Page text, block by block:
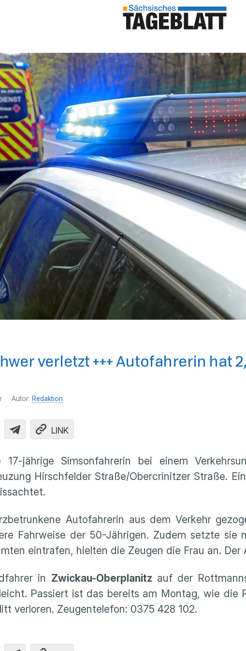
verletzt +++ Autofahrerin hat
Autor: Redaktion
LINK
jährige Simsonfahrerin bei einem
Hirschfelder Straße/Obercrinitzer Straße.
Autofahrerin aus dem Verkehr
Fahrweise der 50-Jährigen. Zudem setzte
eintrafen, hielten die Zeugen die Frau an. Der
in Zwickau-Oberplanitz auf der
Passiert ist das bereits am Montag, wie
verloren. Zeugentelefon: 0375 428 102.